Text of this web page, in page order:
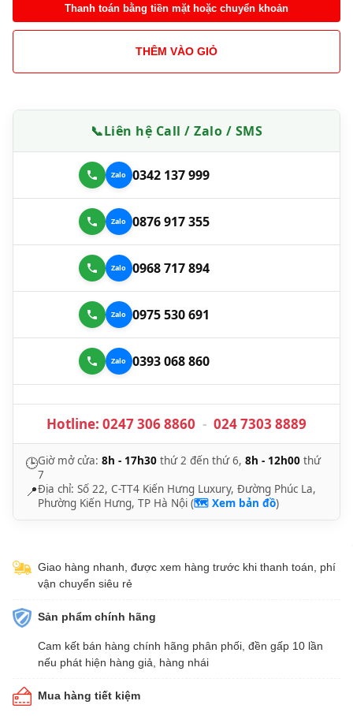
Thanh toán bằng tiền mặt hoặc chuyển khoản
THÊM VÀO GIỎ
📞Liên hệ Call / Zalo / SMS
0342 137 999
0876 917 355
0968 717 894
0975 530 691
0393 068 860
Hotline: 0247 306 8860 - 024 7303 8889
🕒Giờ mở cửa: 8h - 17h30 thứ 2 đến thứ 6, 8h - 12h00 thứ
7
📍Địa chỉ: Số 22, C-TT4 Kiến Hưng Luxury, Đường Phúc La,
Phường Kiến Hưng, TP Hà Nội (🗺️ Xem bản đồ)
Giao hàng nhanh, được xem hàng trước khi thanh toán, phí
vận chuyển siêu rẻ
Sản phẩm chính hãng
Cam kết bán hàng chính hãng phân phối, đền gấp 10 lần
nếu phát hiện hàng giả, hàng nhái
Mua hàng tiết kiệm